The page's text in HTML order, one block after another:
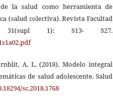
la salud como herramienta de
(salud colectiva). Revista Facultad
31(supl 1): S13- S27.
A. L. (2018). Modelo integral
de salud adolescente. Salud
sc.2018.1768